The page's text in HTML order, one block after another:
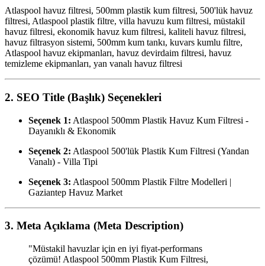
Atlaspool havuz filtresi, 500mm plastik kum filtresi, 500'lük havuz
filtresi, Atlaspool plastik filtre, villa havuzu kum filtresi, müstakil
havuz filtresi, ekonomik havuz kum filtresi, kaliteli havuz filtresi,
havuz filtrasyon sistemi, 500mm kum tankı, kuvars kumlu filtre,
Atlaspool havuz ekipmanları, havuz devirdaim filtresi, havuz
temizleme ekipmanları, yan vanalı havuz filtresi
2. SEO Title (Başlık) Seçenekleri
Seçenek 1: Atlaspool 500mm Plastik Havuz Kum Filtresi -
Dayanıklı & Ekonomik
Seçenek 2: Atlaspool 500'lük Plastik Kum Filtresi (Yandan
Vanalı) - Villa Tipi
Seçenek 3: Atlaspool 500mm Plastik Filtre Modelleri |
Gaziantep Havuz Market
3. Meta Açıklama (Meta Description)
"Müstakil havuzlar için en iyi fiyat-performans
çözümü! Atlaspool 500mm Plastik Kum Filtresi,